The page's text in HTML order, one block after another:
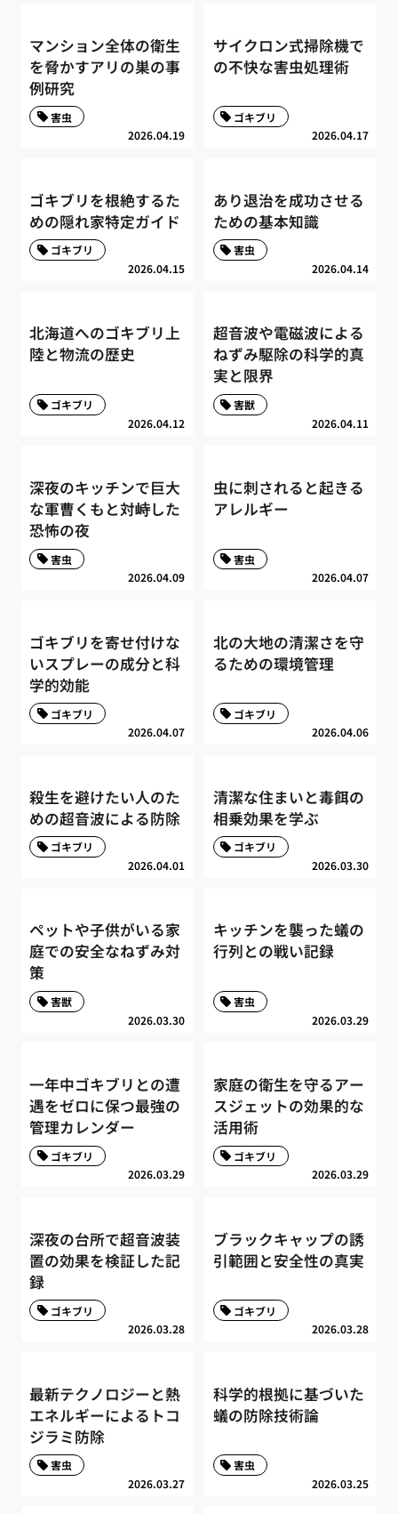
マンション全体の衛生
を脅かすアリの巣の事
例研究
2026.04.19
害虫
サイクロン式掃除機で
の不快な害虫処理術
2026.04.17
ゴキブリ
ゴキブリを根絶するた
めの隠れ家特定ガイド
2026.04.15
ゴキブリ
あり退治を成功させる
ための基本知識
2026.04.14
害虫
北海道へのゴキブリ上
陸と物流の歴史
2026.04.12
ゴキブリ
超音波や電磁波による
ねずみ駆除の科学的真
実と限界
2026.04.11
害獣
深夜のキッチンで巨大
な軍曹くもと対峙した
恐怖の夜
2026.04.09
害虫
虫に刺されると起きる
アレルギー
2026.04.07
害虫
ゴキブリを寄せ付けな
いスプレーの成分と科
学的効能
2026.04.07
ゴキブリ
北の大地の清潔さを守
るための環境管理
2026.04.06
ゴキブリ
殺生を避けたい人のた
めの超音波による防除
2026.04.01
ゴキブリ
清潔な住まいと毒餌の
相乗効果を学ぶ
2026.03.30
ゴキブリ
ペットや子供がいる家
庭での安全なねずみ対
策
2026.03.30
害獣
キッチンを襲った蟻の
行列との戦い記録
2026.03.29
害虫
一年中ゴキブリとの遭
遇をゼロに保つ最強の
管理カレンダー
2026.03.29
ゴキブリ
家庭の衛生を守るアー
スジェットの効果的な
活用術
2026.03.29
ゴキブリ
深夜の台所で超音波装
置の効果を検証した記
録
2026.03.28
ゴキブリ
ブラックキャップの誘
引範囲と安全性の真実
2026.03.28
ゴキブリ
最新テクノロジーと熱
エネルギーによるトコ
ジラミ防除
2026.03.27
害虫
科学的根拠に基づいた
蟻の防除技術論
2026.03.25
害虫